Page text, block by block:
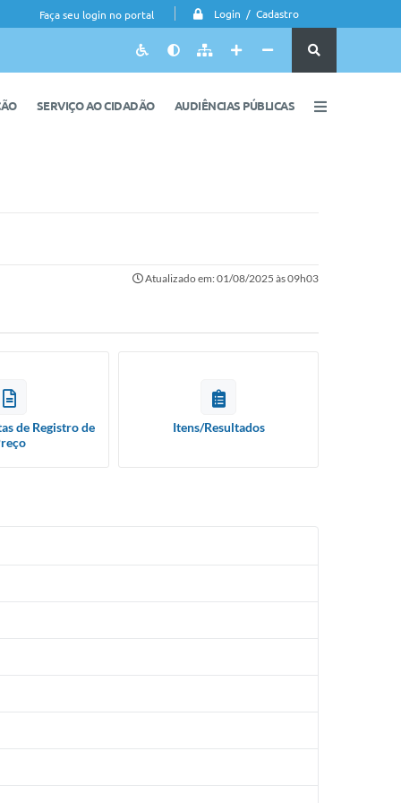
Faça seu login no portal Login / Cadastro
SERVIÇO AO CIDADÃO AUDIÊNCIAS PÚBLICAS
Atualizado em: 01/08/2025 às 09h03
de Registro de
Itens/Resultados